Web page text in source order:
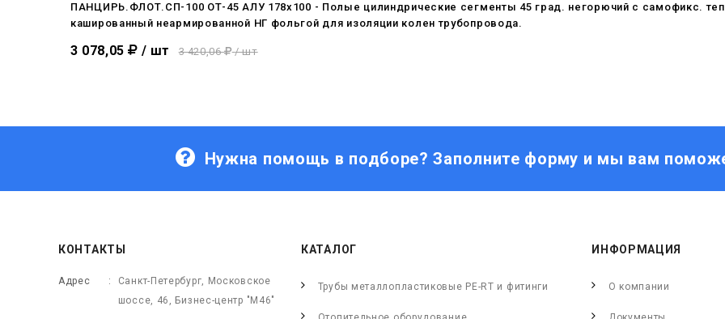
ПАНЦИРЬ.ФЛОТ.СП-100 ОТ-45 АЛУ 178x100 - Полые цилиндрические сегменты 45 град. негорючий c самофикс.
кашированный неармированной НГ фольгой для изоляции колен трубопровода.
3 078,05 / шт 3 420,06 / шт
Нужна помощь в подборе? Заполните форму и мы вам
КОНТАКТЫ
Адрес
Санкт-Петербург, Московское
шоссе, 46, Бизнес-центр "М46"
КАТАЛОГ
Трубы металлопластиковые PE-RT и фитинги
ИНФОРМАЦИЯ
О компании